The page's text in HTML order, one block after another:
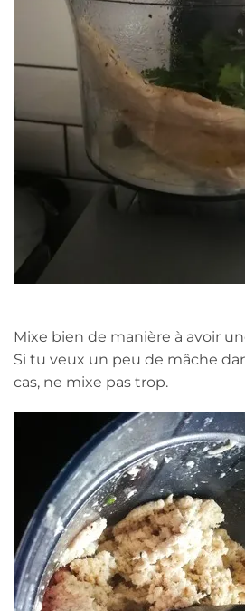
Mixe bien de manière à avoir
Si tu veux un peu de mâche
cas, ne mixe pas trop.